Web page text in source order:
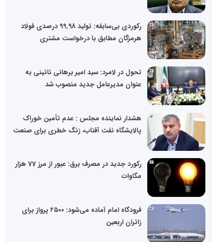
رکوردی بی‌سابقه: تولید 99.98 درصدی فولاد
هرمزگان مطابق با درخواست مشتری
تحول در لامرد: سید امیر برهانی نائینی به
عنوان مدیرعامل جدید منصوب شد
هشدار نماینده مجلس : عدم تأمین خوراک
پالایشگاه نفت آفتاب، زنگ خطری برای صنعت
رکورد جدید در مصرف برق: عبور از مرز 77 هزار
مگاوات
فرودگاه امام آماده می‌شود: ۲۵۰۰ پرواز برای
زائران اربعین